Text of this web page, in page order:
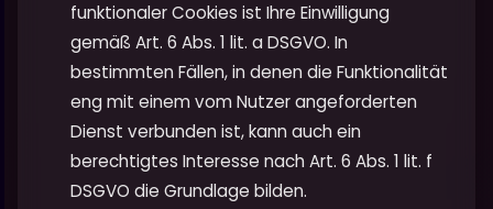
funktionaler Cookies ist Ihre Einwilligung
gemäß Art. 6 Abs. 1 lit. a DSGVO. In
bestimmten Fällen, in denen die Funktionalität
eng mit einem vom Nutzer angeforderten
Dienst verbunden ist, kann auch ein
berechtigtes Interesse nach Art. 6 Abs. 1 lit. f
DSGVO die Grundlage bilden.